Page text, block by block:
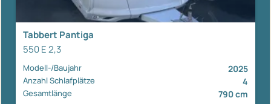
Tabbert Pantiga
550 E 2,3
Modell-/Baujahr 2025
Anzahl Schlafplätze 4
Gesamtlänge 790 cm